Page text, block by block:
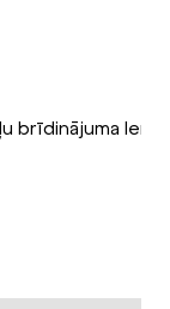
brīdinājuma lenta